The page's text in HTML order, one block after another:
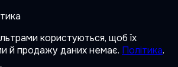
користуються, щоб їх
й продажу даних немає. Політика.